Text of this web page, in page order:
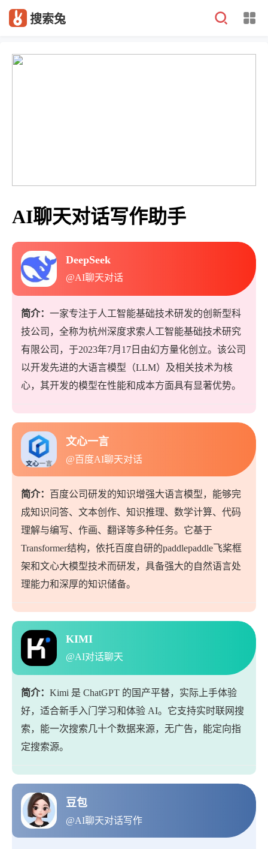
搜索兔
AI聊天对话写作助手
DeepSeek
@AI聊天对话
简介： 一家专注于人工智能基础技术研发的创新型科
技公司，全称为杭州深度求索人工智能基础技术研究
有限公司，于2023年7月17日由幻方量化创立。该公司
以开发先进的大语言模型（LLM）及相关技术为核
心，其开发的模型在性能和成本方面具有显著优势。
文心一言
@百度AI聊天对话
简介： 百度公司研发的知识增强大语言模型，能够完
成知识问答、文本创作、知识推理、数学计算、代码
理解与编写、作画、翻译等多种任务。它基于
Transformer结构，依托百度自研的paddlepaddle飞桨框
架和文心大模型技术而研发，具备强大的自然语言处
理能力和深厚的知识储备。
KIMI
@AI对话聊天
简介： Kimi 是 ChatGPT 的国产平替，实际上手体验
好，适合新手入门学习和体验 AI。它支持实时联网搜
索，能一次搜索几十个数据来源，无广告，能定向指
定搜索源。
豆包
@AI聊天对话写作